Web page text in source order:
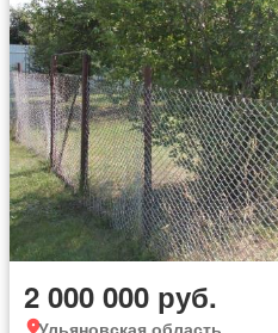
2 000 000 руб.
Ульяновская область